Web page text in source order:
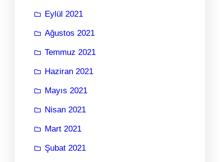
Eylül 2021
Ağustos 2021
Temmuz 2021
Haziran 2021
Mayıs 2021
Nisan 2021
Mart 2021
Şubat 2021